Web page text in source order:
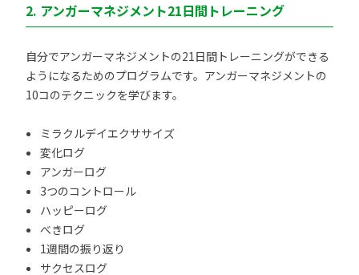
2. アンガーマネジメント21日間トレーニング
自分でアンガーマネジメントの21日間トレーニングができる
ようになるためのプログラムです。アンガーマネジメントの
10コのテクニックを学びます。
ミラクルデイエクササイズ
変化ログ
アンガーログ
3つのコントロール
ハッピーログ
べきログ
1週間の振り返り
サクセスログ